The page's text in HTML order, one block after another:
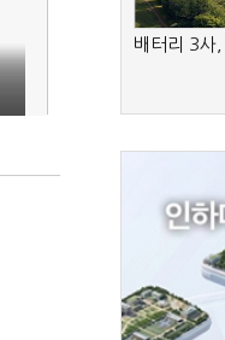
배터리 3사,